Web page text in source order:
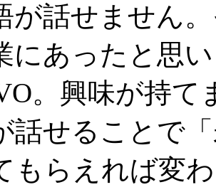
語が話せません
にあったと思
。興味が持
話せることで
もらえれば変